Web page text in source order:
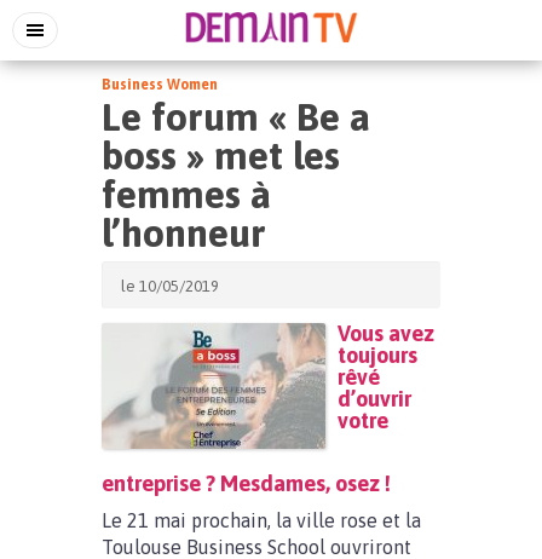
Business Women
Le forum « Be a
boss » met les
femmes à
l’honneur
le 10/05/2019
Vous avez
toujours
rêvé
d’ouvrir
votre
entreprise ? Mesdames, osez !
Le 21 mai prochain, la ville rose et la
Toulouse Business School ouvriront